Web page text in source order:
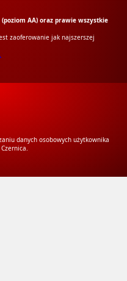
(poziom AA) oraz prawie wszystkie
zaoferowanie jak najszerszej
danych osobowych użytkownika